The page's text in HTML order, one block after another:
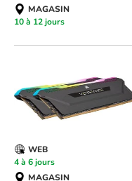
MAGASIN
10 à 12 jours
WEB
4 à 6 jours
MAGASIN